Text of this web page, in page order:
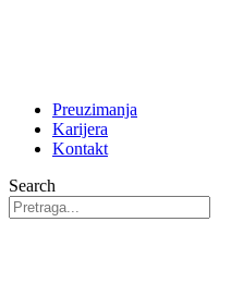
Preuzimanja
Karijera
Kontakt
Search